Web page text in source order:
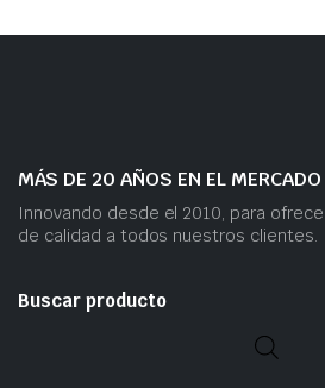
MÁS DE 20 AÑOS EN EL
Innovando desde el 2010, para
de calidad a todos nuestros clientes.
Buscar producto